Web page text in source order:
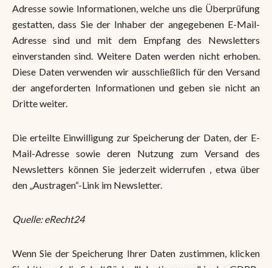
Adresse sowie Informationen, welche uns die Überprüfung
gestatten, dass Sie der Inhaber der angegebenen E-Mail-
Adresse sind und mit dem Empfang des Newsletters
einverstanden sind. Weitere Daten werden nicht erhoben.
Diese Daten verwenden wir ausschließlich für den Versand
der angeforderten Informationen und geben sie nicht an
Dritte weiter.
Die erteilte Einwilligung zur Speicherung der Daten, der E-
Mail-Adresse sowie deren Nutzung zum Versand des
Newsletters können Sie jederzeit widerrufen , etwa über
den „Austragen“-Link im Newsletter.
Quelle: eRecht24
Wenn Sie der Speicherung Ihrer Daten zustimmen, klicken